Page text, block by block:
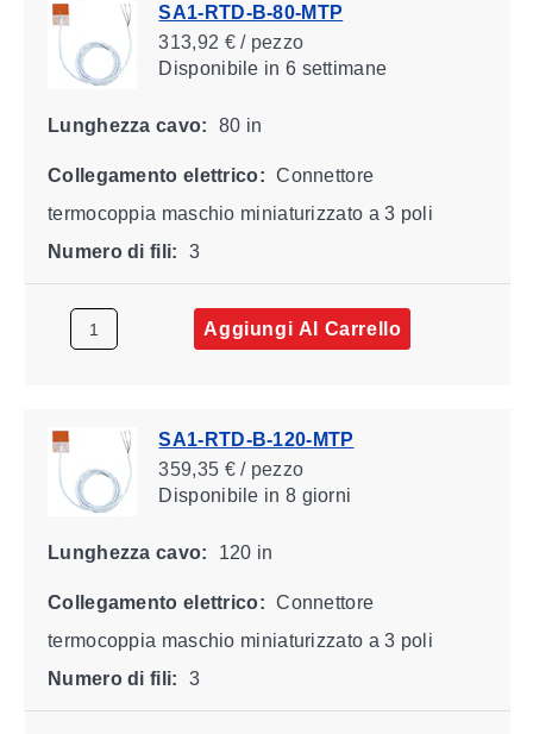
SA1-RTD-B-80-MTP
313,92 € / pezzo
Disponibile in 6 settimane
Lunghezza cavo: 80 in
Collegamento elettrico: Connettore
termocoppia maschio miniaturizzato a 3 poli
Numero di fili:
3
Aggiungi Al Carrello
SA1-RTD-B-120-MTP
359,35 € / pezzo
Disponibile in 8 giorni
Lunghezza cavo: 120 in
Collegamento elettrico: Connettore
termocoppia maschio miniaturizzato a 3 poli
Numero di fili:
3